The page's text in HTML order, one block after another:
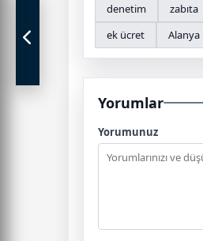
denetim zabıta
ek ücret
Alanya
Yorumlar
Yorumunuz